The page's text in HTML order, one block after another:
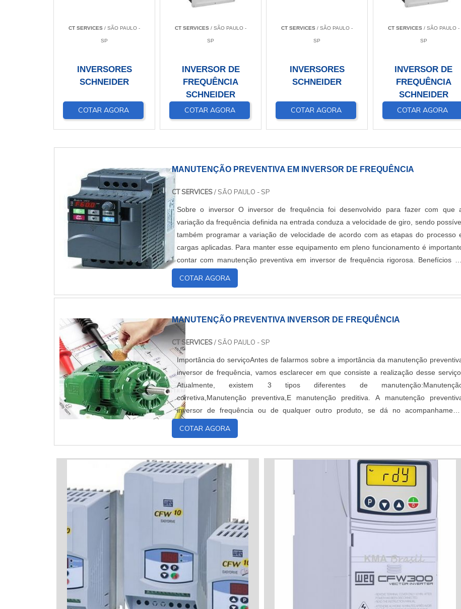
CT SERVICES / SÃO PAULO -
SP
INVERSORES
SCHNEIDER
COTAR AGORA
CT SERVICES / SÃO PAULO -
SP
INVERSOR DE
FREQUÊNCIA
SCHNEIDER
COTAR AGORA
CT SERVICES / SÃO PAULO -
SP
INVERSORES
SCHNEIDER
COTAR AGORA
CT SERVICES/ SÃO PAULO -
SP
INVERSOR DE
FREQUÊNCIA
SCHNEIDER
COTAR AGORA
MANUTENÇÃO PREVENTIVA EM INVERSOR DE FREQUÊNCIA
CT SERVICES/ SÃO PAULO - SP
Sobre o inversor O inversor de frequência foi desenvolvido para fazer com que
variação da frequência definida na entrada conduza a velocidade de giro, sendo
também programar a variação de velocidade de acordo com as etapas do processo
cargas aplicadas. Para manter esse equipamento em pleno funcionamento é
contar com manutenção preventiva em inversor de frequência rigorosa. Benefícios da
manutençãoA manutenção pre...
COTAR AGORA
MANUTENÇÃO PREVENTIVA INVERSOR DE FREQUÊNCIA
CT SERVICES/ SÃO PAULO - SP
Importância do serviçoAntes de falarmos sobre a importância da manutenção
inversor de frequência, vamos esclarecer em que consiste a realização desse serviço.
Atualmente, existem 3 tipos diferentes de
corretiva,Manutenção preventiva,E manutenção preditiva. A manutenção
inversor de frequência ou de qualquer outro produto, se dá no acompanhamento
periódico do equipamento, ou seja, acompanhar o d...
COTAR AGORA